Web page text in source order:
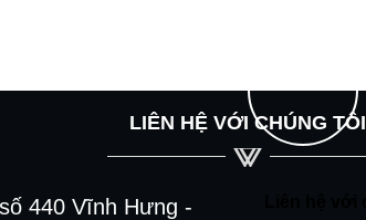
LIÊN HỆ VỚI CHÚNG TÔI
440 Vĩnh Hưng -